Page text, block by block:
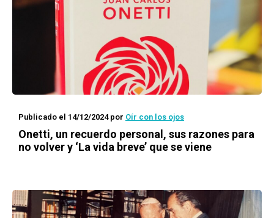
Publicado el 14/12/2024por Oír con los ojos
Onetti, un recuerdo personal, sus razones para
no volver y ‘La vida breve’ que se viene